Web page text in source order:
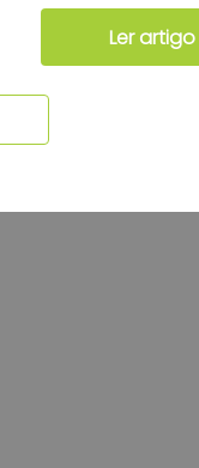
Ler artigo